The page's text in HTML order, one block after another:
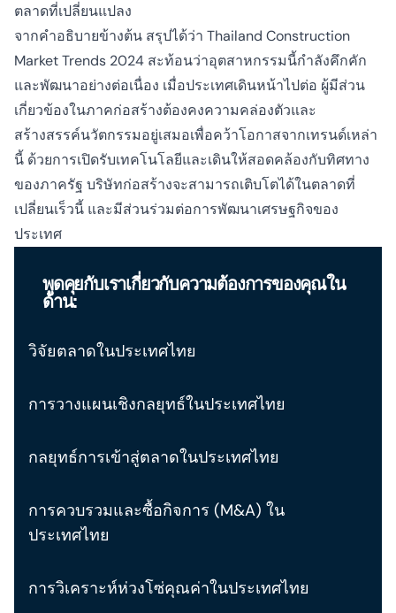
ตลาดที่เปลี่ยนแปลง
จากคำอธิบายข้างต้น สรุปได้ว่า Thailand Construction
Market Trends 2024 สะท้อนว่าอุตสาหกรรมนี้กำลังคึกคัก
และพัฒนาอย่างต่อเนื่อง เมื่อประเทศเดินหน้าไปต่อ ผู้มีส่วน
เกี่ยวข้องในภาคก่อสร้างต้องคงความคล่องตัวและ
สร้างสรรค์นวัตกรรมอยู่เสมอเพื่อคว้าโอกาสจากเทรนด์เหล่า
นี้ ด้วยการเปิดรับเทคโนโลยีและเดินให้สอดคล้องกับทิศทาง
ของภาครัฐ บริษัทก่อสร้างจะสามารถเติบโตได้ในตลาดที่
เปลี่ยนเร็วนี้ และมีส่วนร่วมต่อการพัฒนาเศรษฐกิจของ
ประเทศ
พูดคุยกับเราเกี่ยวกับความต้องการของคุณใน
ด้าน:
วิจัยตลาดในประเทศไทย
การวางแผนเชิงกลยุทธ์ในประเทศไทย
กลยุทธ์การเข้าสู่ตลาดในประเทศไทย
การควบรวมและซื้อกิจการ (M&A) ใน
ประเทศไทย
การวิเคราะห์ห่วงโซ่คุณค่าในประเทศไทย